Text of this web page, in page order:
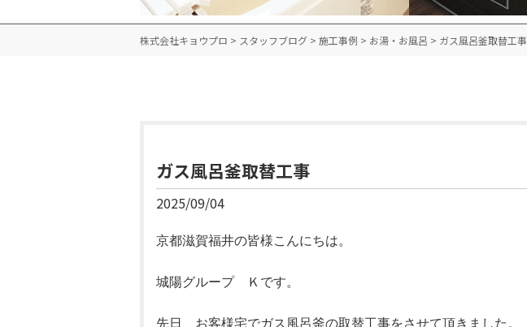
株式会社キョウプロ > スタッフブログ > 施工事例 > お湯・お風呂 > ガス風呂釜取替工事
ガス風呂釜取替工事
2025/09/04
京都滋賀福井の皆様こんにちは。
城陽グループ Ｋです。
先日、お客様宅でガス風呂釜の取替工事をさせて頂きました。